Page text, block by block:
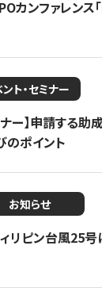
カンファレンス
ト・セミナー
ー】申請する助
のポイント
お知らせ
ィリピン台風25